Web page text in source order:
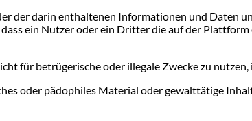
der darin enthaltenen Informationen und Daten
ein Nutzer oder ein Dritter die auf der
betrügerische oder illegale Zwecke zu nutzen,
oder pädophiles Material oder gewalttätige